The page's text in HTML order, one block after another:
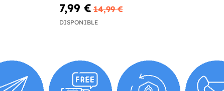
7,99 € 14,99 €
DISPONIBLE